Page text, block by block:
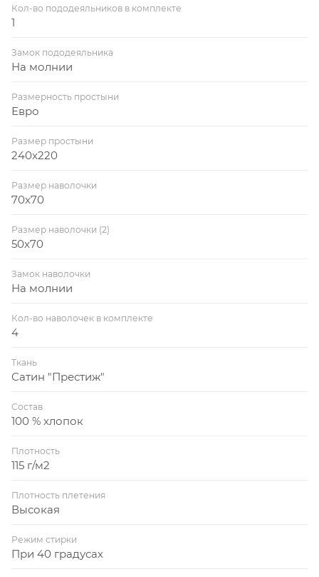
Кол-во пододеяльников в комплекте
1
Замок пододеяльника
На молнии
Размерность простыни
Евро
Размер простыни
240x220
Размер наволочки
70x70
Размер наволочки (2)
50x70
Замок наволочки
На молнии
Кол-во наволочек в комплекте
4
Ткань
Сатин "Престиж"
Состав
100 % хлопок
Плотность
115 г/м2
Плотность плетения
Высокая
Режим стирки
При 40 градусах